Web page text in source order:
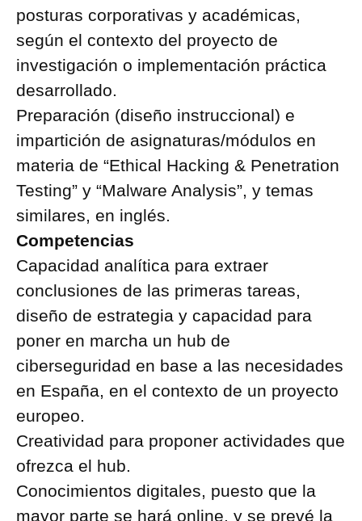
posturas corporativas y académicas,
según el contexto del proyecto de
investigación o implementación práctica
desarrollado.
Preparación (diseño instruccional) e
impartición de asignaturas/módulos en
materia de “Ethical Hacking & Penetration
Testing” y “Malware Analysis”, y temas
similares, en inglés.
Competencias
Capacidad analítica para extraer
conclusiones de las primeras tareas,
diseño de estrategia y capacidad para
poner en marcha un hub de
ciberseguridad en base a las necesidades
en España, en el contexto de un proyecto
europeo.
Creatividad para proponer actividades que
ofrezca el hub.
Conocimientos digitales, puesto que la
mayor parte se hará online, y se prevé la